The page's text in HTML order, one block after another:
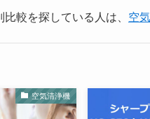
較を探している人は、 空
空気清浄機